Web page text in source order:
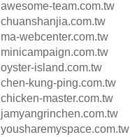
awesome-team.com.tw
chuanshanjia.com.tw
ma-webcenter.com.tw
minicampaign.com.tw
oyster-island.com.tw
chen-kung-ping.com.tw
chicken-master.com.tw
jamyangrinchen.com.tw
yousharemyspace.com.tw